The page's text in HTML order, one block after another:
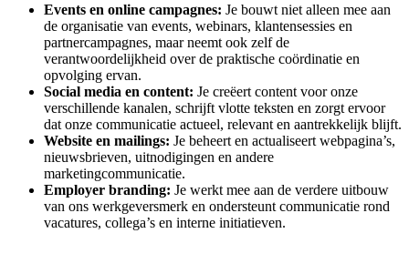
Events en online campagnes: Je bouwt niet alleen mee aan
de organisatie van events, webinars, klantensessies en
partnercampagnes, maar neemt ook zelf de
verantwoordelijkheid over de praktische coördinatie en
opvolging ervan.
Social media en content: Je creëert content voor onze
verschillende kanalen, schrijft vlotte teksten en zorgt ervoor
dat onze communicatie actueel, relevant en aantrekkelijk blijft.
Website en mailings: Je beheert en actualiseert webpagina’s,
nieuwsbrieven, uitnodigingen en andere
marketingcommunicatie.
Employer branding: Je werkt mee aan de verdere uitbouw
van ons werkgeversmerk en ondersteunt communicatie rond
vacatures, collega’s en interne initiatieven.